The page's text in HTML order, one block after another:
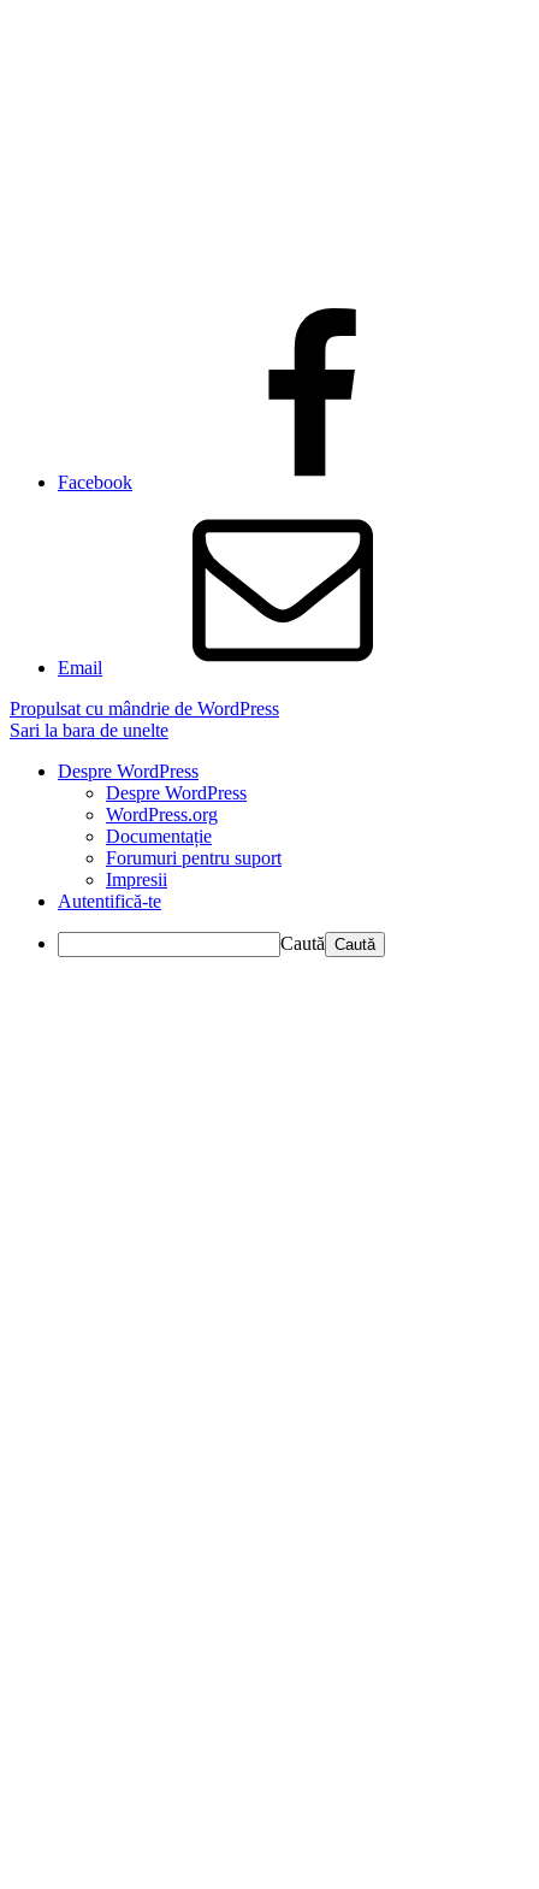
Facebook
Email
Propulsat cu mândrie de WordPress
Sari la bara de unelte
Despre WordPress
Despre WordPress
WordPress.org
Documentație
Forumuri pentru suport
Impresii
Autentifică-te
Caută